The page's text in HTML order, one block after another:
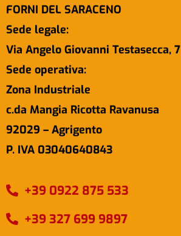
FORNI DEL SARACENO
Sede legale:
Via Angelo Giovanni Testasecca, 7
Sede operativa:
Zona Industriale
c.da Mangia Ricotta Ravanusa
92029 – Agrigento
P. IVA 03040640843
+39 0922 875 533
+39 327 699 9897